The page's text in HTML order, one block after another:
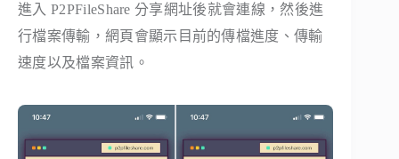
進入 P2PFileShare 分享網址後就會連線，然後進
行檔案傳輸，網頁會顯示目前的傳檔進度、傳輸
速度以及檔案資訊。